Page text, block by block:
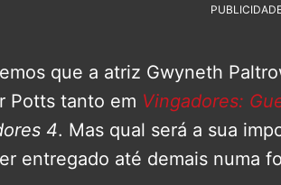
que a atriz Gwyneth
Potts tanto em Vingadores:
4. Mas qual será a sua
entregado até demais numa